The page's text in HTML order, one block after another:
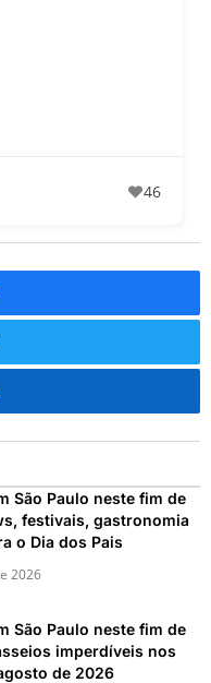
46
São Paulo neste fim de
festivais, gastronomia
o Dia dos Pais
2026
São Paulo neste fim de
imperdíveis nos
de 2026